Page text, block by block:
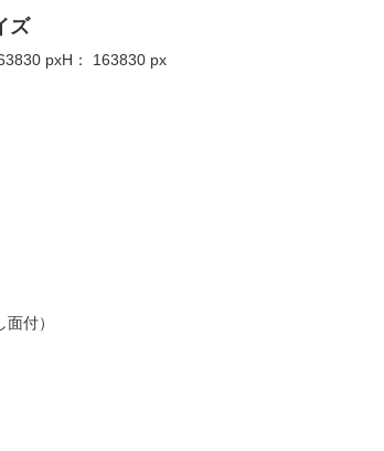
ズ
pxH： 163830 px
付）